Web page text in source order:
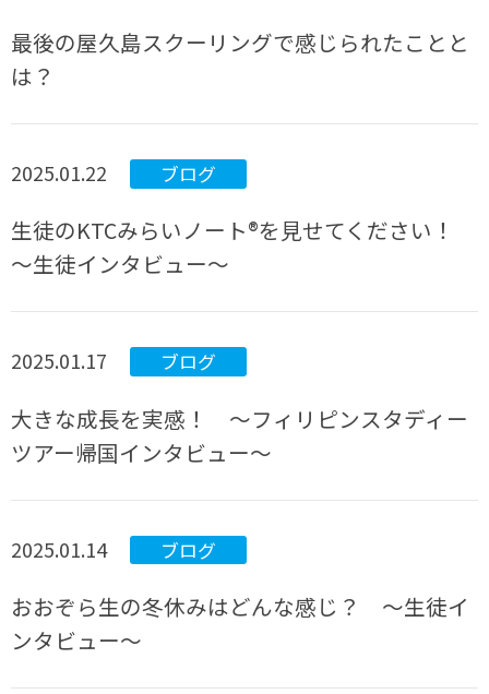
最後の屋久島スクーリングで感じられたことと
は？
2025.01.22 ブログ
生徒のKTCみらいノート®を見せてください！
～生徒インタビュー～
2025.01.17 ブログ
大きな成長を実感！ ～フィリピンスタディー
ツアー帰国インタビュー～
2025.01.14 ブログ
おおぞら生の冬休みはどんな感じ？ ～生徒イ
ンタビュー～